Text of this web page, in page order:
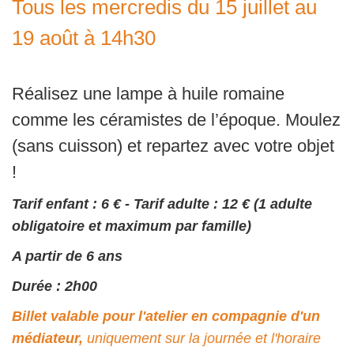
Tous les mercredis du 15 juillet au
19 août à 14h30
Réalisez une lampe à huile romaine
comme les céramistes de l’époque. Moulez
(sans cuisson) et repartez avec votre objet
!
Tarif enfant : 6 € - Tarif adulte : 12 € (1 adulte
obligatoire et maximum par famille)
A partir de 6 ans
Durée : 2h00
Billet valable pour l'atelier en compagnie d'un
médiateur, uniquement sur la journée et l'horaire